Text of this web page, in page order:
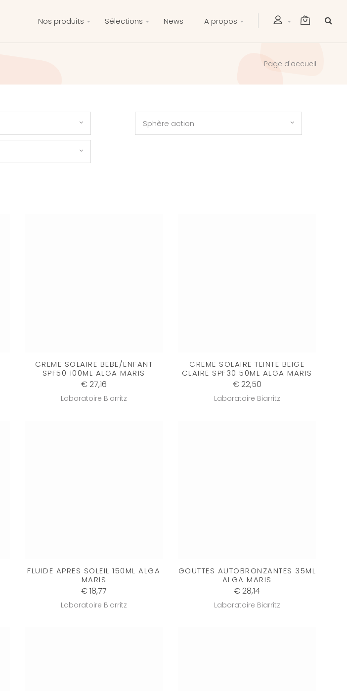
Nos produits Sélections News A propos
Page d'accueil
Sphère action
CREME SOLAIRE BEBE/ENFANT
SPF50 100ML ALGA MARIS
€ 27,16
Laboratoire Biarritz
CREME SOLAIRE TEINTE BEIGE
CLAIRE SPF30 50ML ALGA MARIS
€ 22,50
Laboratoire Biarritz
FLUIDE APRES SOLEIL 150ML ALGA
MARIS
€ 18,77
Laboratoire Biarritz
GOUTTES AUTOBRONZANTES 35ML
ALGA MARIS
€ 28,14
Laboratoire Biarritz